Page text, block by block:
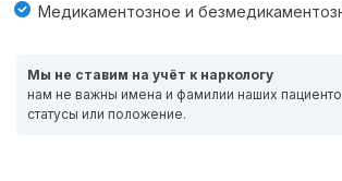
Медикаментозное и
Мы не ставим на учёт к наркологу
нам не важны имена и фамилии наших
статусы или положение.